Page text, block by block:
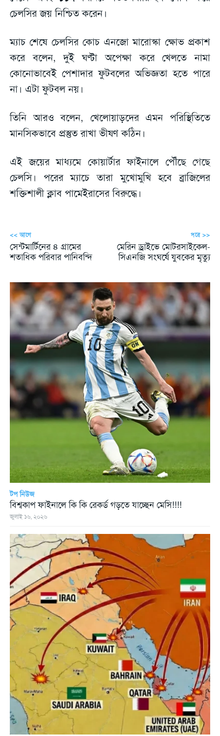
চেলসির জয় নিশ্চিত করেন।
ম্যাচ শেষে চেলসির কোচ এনজো মারোস্কা ক্ষোভ প্রকাশ
করে বলেন, দুই ঘণ্টা অপেক্ষা করে খেলতে নামা
কোনোভাবেই পেশাদার ফুটবলের অভিজ্ঞতা হতে পারে
না। এটা ফুটবল নয়।
তিনি আরও বলেন, খেলোয়াড়দের এমন পরিস্থিতিতে
মানসিকভাবে প্রস্তুত রাখা ভীষণ কঠিন।
এই জয়ের মাধ্যমে কোয়ার্টার ফাইনালে পৌঁছে গেছে
চেলসি। পরের ম্যাচে তারা মুখোমুখি হবে ব্রাজিলের
শক্তিশালী ক্লাব পামেইরাসের বিরুদ্ধে।
<< আগে
সেন্টমার্টিনের ৪ গ্রামের
শতাধিক পরিবার পানিবন্দি
পরে >>
মেরিন ড্রাইভে মোটরসাইকেল-
সিএনজি সংঘর্ষে যুবকের মৃত্যু
টপ নিউজ
বিশ্বকাপ ফাইনালে কি কি রেকর্ড গড়তে যাচ্ছেন মেসি!!!!
জুলাই ১৬, ২০২৬